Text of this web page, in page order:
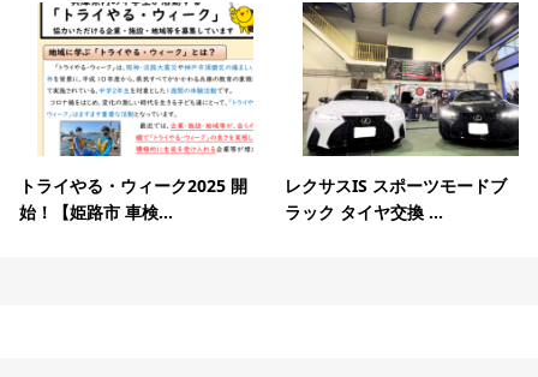
トライやる・ウィーク2025 開
始！【姫路市 車検...
レクサスIS スポーツモードブ
ラック タイヤ交換 ...